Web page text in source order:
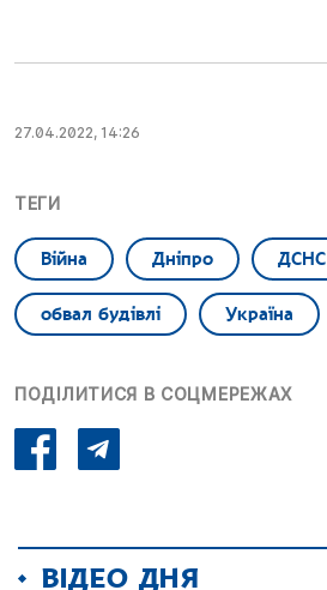
27.04.2022, 14:26
ТЕГИ
Війна Дніпро ДСНС
обвал будівлі Україна
ПОДІЛИТИСЯ В СОЦМЕРЕЖАХ
ВІДЕО ДНЯ